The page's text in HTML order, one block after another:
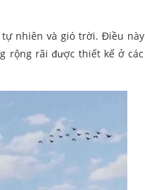
nhiên và gió trời. Điều này
rộng rãi được thiết kế ở các